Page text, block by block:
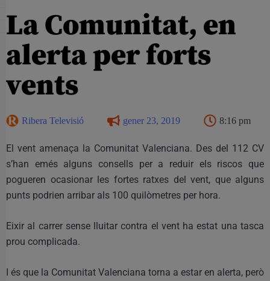
La Comunitat, en
alerta per forts
vents
Ribera Televisió gener 23, 2019 8:16 pm
El vent amenaça la Comunitat Valenciana. Des del 112 CV
s’han emés alguns consells per a reduir els riscos que
pogueren ocasionar les fortes ratxes del vent, que alguns
punts podrien arribar als 100 quilòmetres per hora.
Eixir al carrer sense lluitar contra el vent ha estat una tasca
prou complicada.
I és que la Comunitat Valenciana torna a estar en alerta, però